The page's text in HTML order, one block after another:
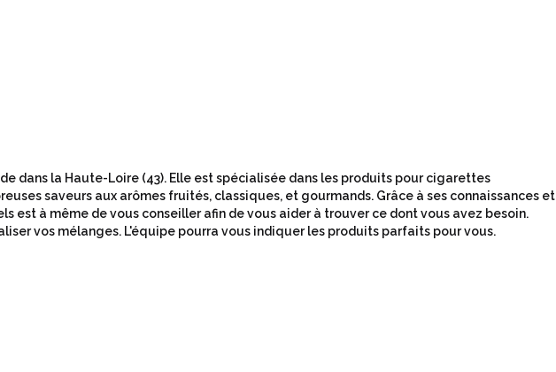
dans la Haute-Loire (43). Elle est spécialisée dans les produits pour cigarettes
saveurs aux arômes fruités, classiques, et gourmands. Grâce à ses connaissances et
est à même de vous conseiller afin de vous aider à trouver ce dont vous avez besoin.
vos mélanges. L'équipe pourra vous indiquer les produits parfaits pour vous.